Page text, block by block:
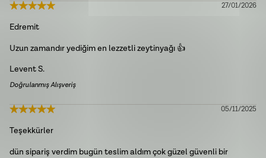
LeventS.
Doğrulanmış Alışveriş
27/01/2026
Edremit
Uzun zamandır yediğim en lezzetli zeytinyağı 👍
05/11/2025
Teşekkürler
dün sipariş verdim bugün teslim aldım çok güzel güvenli bir